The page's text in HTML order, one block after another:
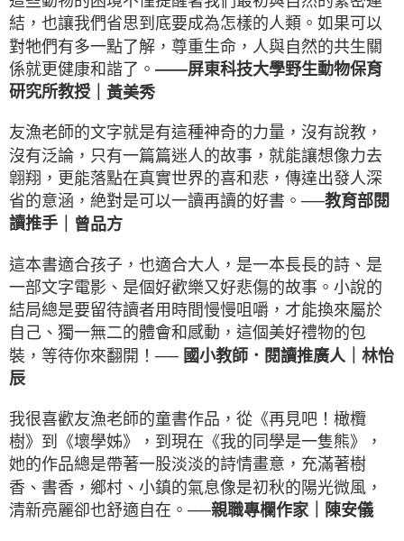
結，也讓我們省思到底要成為怎樣的人類。如果可以
對牠們有多一點了解，尊重生命，人與自然的共生關
係就更健康和諧了。 ——屏東科技大學野生動物保育
研究所教授
黃美秀
友漁老師的文字就是有這種神奇的力量，沒有說教，
沒有泛論，只有一篇篇迷人的故事，就能讓想像力去
翶翔，更能落點在真實世界的喜和悲，傳達出發人深
省的意涵，絶對是可以一讀再讀的好書。 ──教育部閱
讀推手
曾品方
這本書適合孩子，也適合大人，是一本長長的詩、是
一部文字電影、是個好歡樂又好悲傷的故事。小說的
結局總是要留待讀者用時間慢慢咀嚼，才能換來屬於
自己、獨一無二的體會和感動，這個美好禮物的包
裝，等待你來翻開！ ── 國小教師．閱讀推廣人
林怡
辰
我很喜歡友漁老師的童書作品，從《再見吧！橄欖
樹》到《壞學姊》，到現在《我的同學是一隻熊》，
她的作品總是帶著一股淡淡的詩情畫意，充滿著樹
香、書香，鄉村、小鎮的氣息像是初秋的陽光微風，
清新亮麗卻也舒適自在。 ──親職專欄作家 陳安儀